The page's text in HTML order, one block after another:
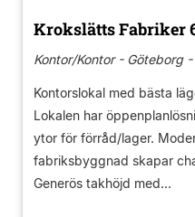
Krokslätts Fabriker
Kontor/Kontor - Göteborg
Kontorslokal med bästa
Lokalen har
ytor för förråd/lager.
fabriksbyggnad skapar
Generös takhöjd med...